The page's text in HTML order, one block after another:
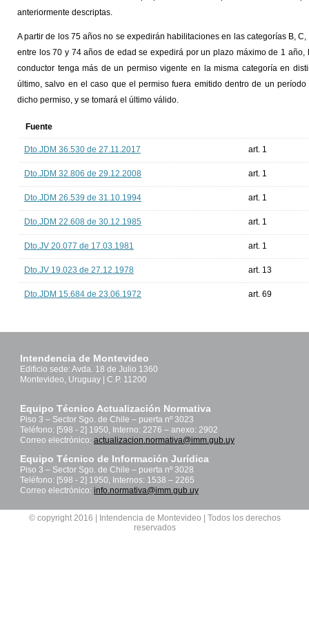
anteriormente descriptas.
A partir de los 75 años no se expedirán habilitaciones en las categorías B,
entre los 70 y 74 años de edad se expedirá por un plazo máximo de 1
conductor tenga más de un permiso vigente en la misma categoría en
último, salvo en el caso que el permiso fuera emitido dentro de un
dicho permiso, y se tomará el último válido.
Fuente
Dto.JDM 36.530 de 27.11.2017 art. 1
Dto.JDM 32.806 de 29.12.2008 art. 1
Dto.JDM 26.539 de 31.10.1994 art. 1
Dto.JDM 22.608 de 30.12.1985 art. 1
Dto.JV 20.077 de 17.03.1981 art. 1
Dto.JV 19.023 de 27.12.1978 art. 13
Dto.JDM 15.684 de 23.06.1972 art. 69
Intendencia de Montevideo
Edificio sede: Avda. 18 de Julio 1360
Montevideo, Uruguay | C.P. 11200
Equipo Técnico Actualización Normativa
Piso 3 – Sector Sgo. de Chile – puerta nº 3023
Teléfono: [598 - 2] 1950, Interno: 2276 – anexo: 2902
Correo electrónico: actualizacion.normativa@imm.gub.uy
Equipo Técnico de Información Jurídica
Piso 3 – Sector Sgo. de Chile – puerta nº 3028
Teléfono: [598 - 2] 1950, Internos: 1538 – 2265
Correo electrónico: info.normativa@imm.gub.uy
© copyright 2016 | Intendencia de Montevideo | Todos los derechos
reservados